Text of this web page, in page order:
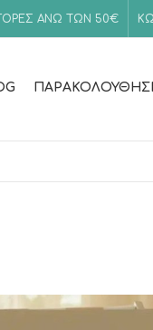
ΑΝΩ ΤΩΝ 50€